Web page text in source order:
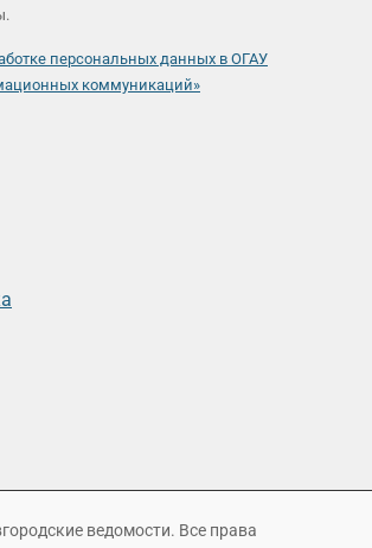
персональных данных в ОГАУ
коммуникаций»
ведомости. Все права